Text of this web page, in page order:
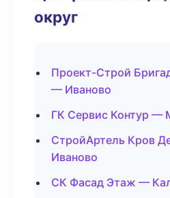
округ
Проект-Строй
— Иваново
ГК Сервис Контур —
СтройАртель Кров
Иваново
СК Фасад Этаж —